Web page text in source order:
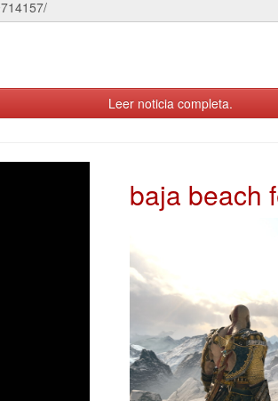
Leer noticia completa.
baja beach